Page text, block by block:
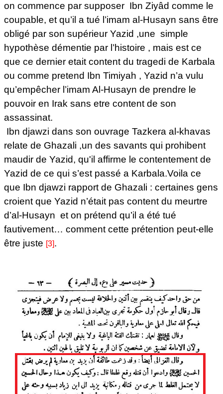
on commence par supposer Ibn Ziyâd comme le
coupable, et qu’il a tué l’imam al-Husayn sans être
obligé par son supérieur Yazid ,une simple
hypothèse démentie par l’histoire , mais est ce
que ce dernier etait content du tragedi de Karbala
ou comme pretend Ibn Timiyah , Yazid n’a vulu
qu’empêcher l’imam Al-Husayn de prendre le
pouvoir en Irak sans etre content de son
assassinat.
Ibn djawzi dans son ouvrage Tazkera al-khavas
relate de Ghazali ,un des savants qui prohibent
maudir de Yazid, qu'il affirme le contentement de
Yazid de ce qui s’est passé a Karbala.Voila ce
que Ibn djawzi rapport de Ghazali : certaines gens
croient que Yazid n’était pas content du meurtre
d’al-Husayn et on prétend qu’il a été tué
fautivement… comment cette prétention peut-elle
être juste [3].